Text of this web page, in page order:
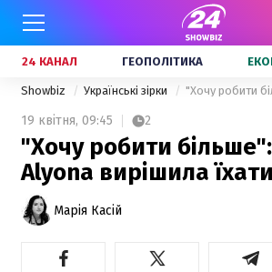
24 КАНАЛ ГЕОПОЛІТИКА
Showbiz Українські зірки
19 квітня, 09:45 2
"Хочу робити
Alyona вирішила
Марія Касій